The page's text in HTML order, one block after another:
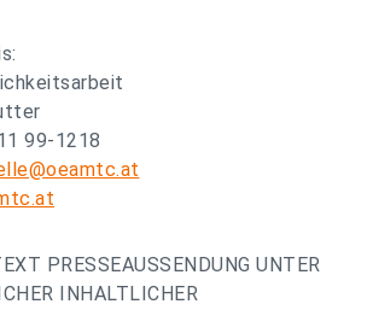
99-1218
PRESSEAUSSENDUNG UNTER
INHALTLICHER